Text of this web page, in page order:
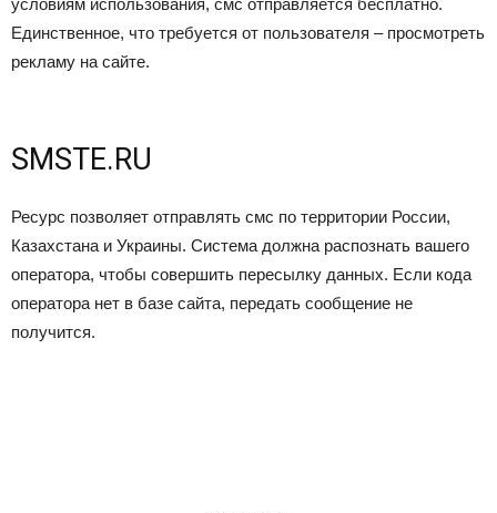
условиям использования, смс отправляется бесплатно.
Единственное, что требуется от пользователя – просмотреть
рекламу на сайте.
SMSTE.RU
Ресурс позволяет отправлять смс по территории России,
Казахстана и Украины. Система должна распознать вашего
оператора, чтобы совершить пересылку данных. Если кода
оператора нет в базе сайта, передать сообщение не
получится.